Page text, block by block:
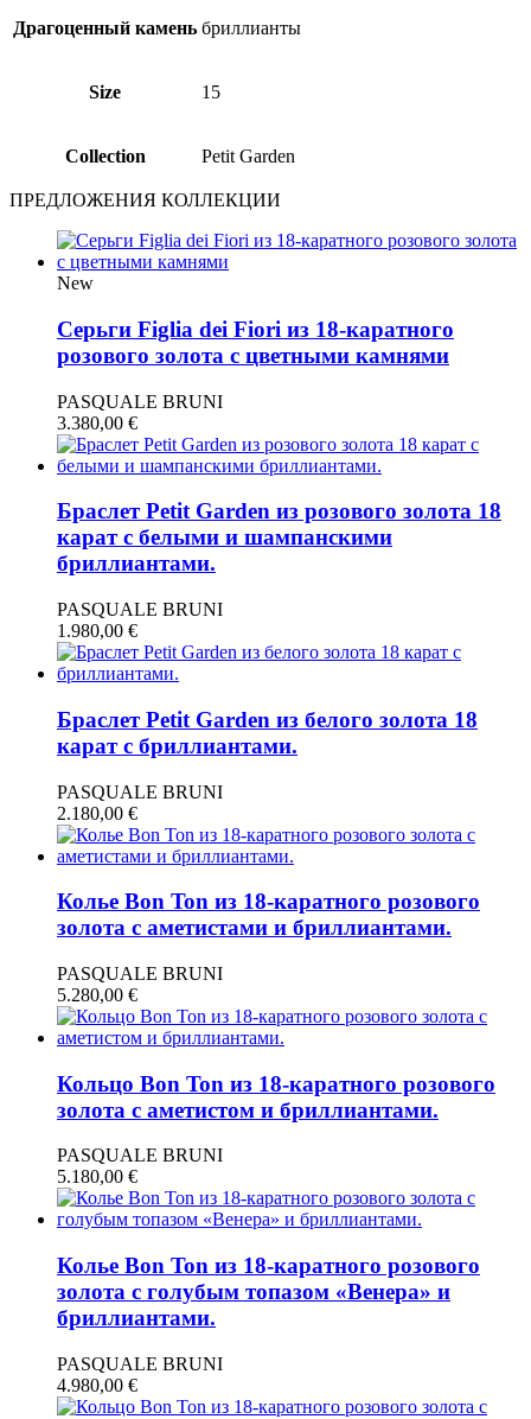
Драгоценный камень бриллианты
Size 15
Collection Petit Garden
ПРЕДЛОЖЕНИЯ КОЛЛЕКЦИИ
New
Серьги Figlia dei Fiori из 18-каратного
розового золота с цветными камнями
PASQUALE BRUNI
3.380,00 €
Браслет Petit Garden из розового золота 18
карат с белыми и шампанскими
бриллиантами.
PASQUALE BRUNI
1.980,00 €
Браслет Petit Garden из белого золота 18
карат с бриллиантами.
PASQUALE BRUNI
2.180,00 €
Колье Bon Ton из 18-каратного розового
золота с аметистами и бриллиантами.
PASQUALE BRUNI
5.280,00 €
Кольцо Bon Ton из 18-каратного розового
золота с аметистом и бриллиантами.
PASQUALE BRUNI
5.180,00 €
Колье Bon Ton из 18-каратного розового
золота с голубым топазом «Венера» и
бриллиантами.
PASQUALE BRUNI
4.980,00 €